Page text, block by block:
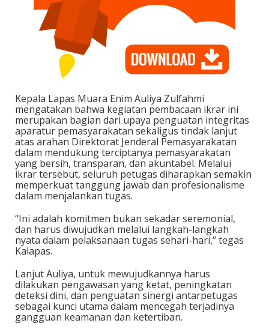
Kepala Lapas Muara Enim Auliya Zulfahmi
mengatakan bahwa kegiatan pembacaan ikrar ini
merupakan bagian dari upaya penguatan integritas
aparatur pemasyarakatan sekaligus tindak lanjut
atas arahan Direktorat Jenderal Pemasyarakatan
dalam mendukung terciptanya pemasyarakatan
yang bersih, transparan, dan akuntabel. Melalui
ikrar tersebut, seluruh petugas diharapkan semakin
memperkuat tanggung jawab dan profesionalisme
dalam menjalankan tugas.
“Ini adalah komitmen bukan sekadar seremonial,
dan harus diwujudkan melalui langkah-langkah
nyata dalam pelaksanaan tugas sehari-hari,” tegas
Kalapas.
Lanjut Auliya, untuk mewujudkannya harus
dilakukan pengawasan yang ketat, peningkatan
deteksi dini, dan penguatan sinergi antarpetugas
sebagai kunci utama dalam mencegah terjadinya
gangguan keamanan dan ketertiban.